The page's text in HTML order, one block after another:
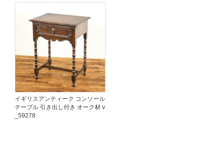
イギリスアンティーク コンソール
テーブル 引き出し付き オーク材 v
_59278